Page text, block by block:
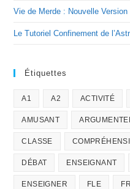
Vie de Merde : Nouvelle Version
Le Tutoriel Confinement de
Étiquettes
A1 A2 ACTIVITÉ
AMUSANT
CLASSE
DÉBAT ENSEIGNANT
ENSEIGNER FLE